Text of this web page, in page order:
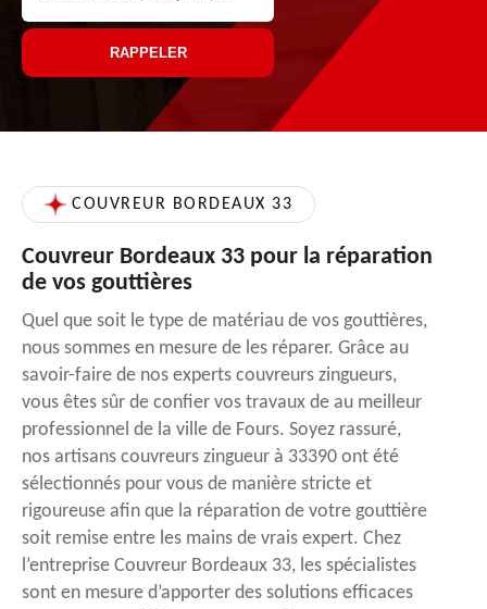
COUVREUR BORDEAUX 33
Couvreur Bordeaux 33 pour la réparation
de vos gouttières
Quel que soit le type de matériau de vos gouttières,
nous sommes en mesure de les réparer. Grâce au
savoir-faire de nos experts couvreurs zingueurs,
vous êtes sûr de confier vos travaux de au meilleur
professionnel de la ville de Fours. Soyez rassuré,
nos artisans couvreurs zingueur à 33390 ont été
sélectionnés pour vous de manière stricte et
rigoureuse afin que la réparation de votre gouttière
soit remise entre les mains de vrais expert. Chez
l’entreprise Couvreur Bordeaux 33, les spécialistes
sont en mesure d’apporter des solutions efficaces